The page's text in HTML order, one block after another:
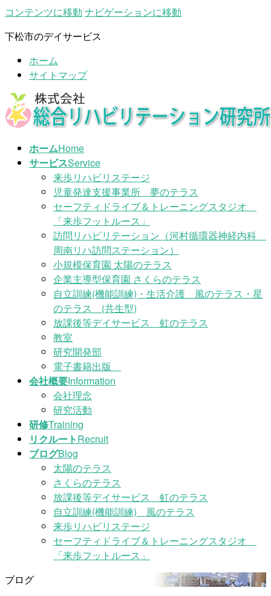
コンテンツに移動 ナビゲーションに移動
下松市のデイサービス
ホーム
サイトマップ
ホームHome
サービスService
来歩リハビリステージ
児童発達支援事業所 夢のテラス
セーフティドライブ＆トレーニングスタジオ
「来歩フットルース」
訪問リハビリテーション（河村循環器神経内科
周南リハ訪問ステーション）
小規模保育園 太陽のテラス
企業主導型保育園 さくらのテラス
自立訓練(機能訓練)・生活介護 風のテラス・星
のテラス (共生型)
放課後等デイサービス 虹のテラス
教室
研究開発部
電子書籍出版
会社概要Information
会社理念
研究活動
研修Training
リクルートRecruit
ブログBlog
太陽のテラス
さくらのテラス
放課後等デイサービス 虹のテラス
自立訓練(機能訓練) 風のテラス
来歩リハビリステージ
セーフティドライブ＆トレーニングスタジオ
「来歩フットルース」
ブログ